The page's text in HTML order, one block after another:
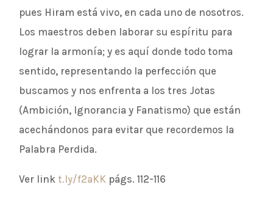
pues Hiram está vivo, en cada uno de nosotros.
Los maestros deben laborar su espíritu para
lograr la armonía; y es aquí donde todo toma
sentido, representando la perfección que
buscamos y nos enfrenta a los tres Jotas
(Ambición, Ignorancia y Fanatismo) que están
acechándonos para evitar que recordemos la
Palabra Perdida.
Ver linkt.ly/f2aKK págs. 112-116